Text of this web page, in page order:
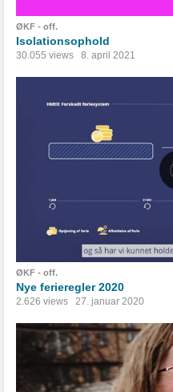
ØKF - off.
Isolationsophold
30.055 views 8. april 2021
ØKF - off.
Nye ferieregler 2020
2.626 views 27. januar 2020